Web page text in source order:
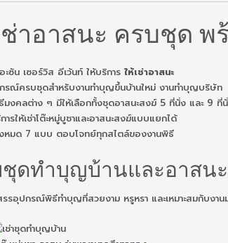
ช่าอาสนะ ครบชุด
ซัน เซอร์วิส อีเว้นท์ ให้บริการ ให้เช่าอาสนะ
ณ์ครบชุดสำหรับงานทำบุญขึ้นบ้านใหม่ งานทำบุญบริษัท
มงคลต่าง ๆ มีให้เลือกทั้งชุดอาสนะสงฆ์ 5 ที่นั่ง และ 9 ที่
ารให้เช่าโต๊ะหมู่บูชาและอาสนะสงฆ์แบบแยกได้
หมด 7 แบบ ตอบโจทย์ทุกสไตล์ของงานพิธี
ดทำบุญบ้านและอาสน
รรอุปกรณ์พิธีทำบุญที่สวยงาม หรูหรา และเหมาะสมกับง